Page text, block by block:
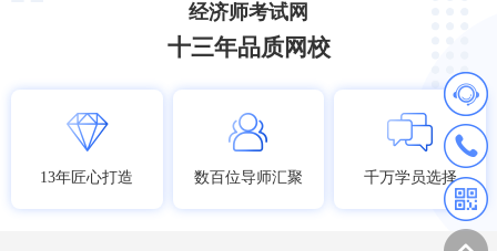
经济师考试网
十三年品质网校
13年匠心打造 数百位导师汇聚 千万学员选择